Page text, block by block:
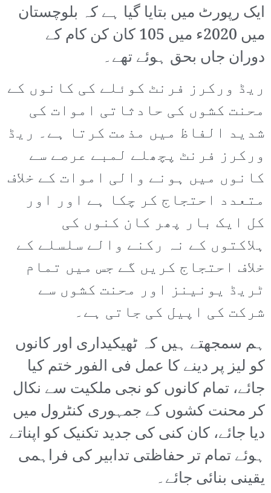
ایک رپورٹ میں بتایا گیا ہے کہ بلوچستان
میں 2020ء میں 105 کان کن کام کے
دوران جاں بحق ہوئے تھے۔
ریڈ ورکرز فرنٹ کوئلے کی کانوں کے
محنت کشوں کی حادثاتی اموات کی
شدید الفاظ میں مذمت کرتا ہے۔ ریڈ
ورکرز فرنٹ پچھلے لمبے عرصے سے
کانوں میں ہونے والی اموات کے خلاف
متعدد احتجاج کر چکا ہے اور اور
کل ایک بار پھر کان کنوں کی
ہلاکتوں کے نہ رکنے والے سلسلے کے
خلاف احتجاج کریں گے جس میں تمام
ٹریڈ یونینز اور محنت کشوں سے
شرکت کی اپیل کی جاتی ہے۔
ہم سمجھتے ہیں کہ ٹھیکیداری اور کانوں
کو لیز پر دینے کا عمل فی الفور ختم کیا
جائے، تمام کانوں کو نجی ملکیت سے نکال
کر محنت کشوں کے جمہوری کنٹرول میں
دیا جائے، کان کنی کی جدید تکنیک کو اپناتے
ہوئے تمام تر حفاظتی تدابیر کی فراہمی
یقینی بنائی جائے۔